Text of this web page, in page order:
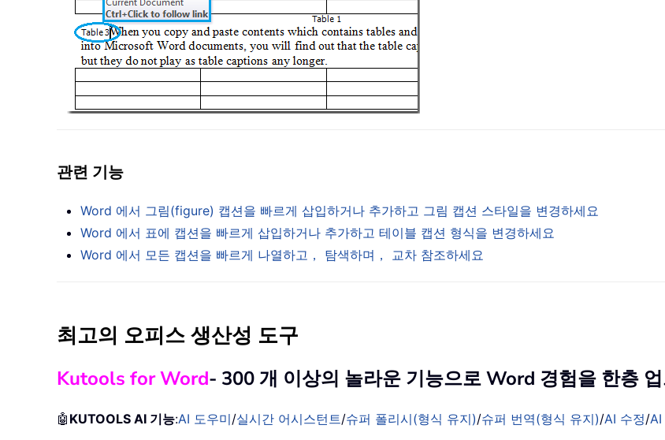
관련 기능
Word 에서 그림(figure) 캡션을 빠르게 삽입하거나 추가하고 그림 캡션 스타일을 변경하세요
Word 에서 표에 캡션을 빠르게 삽입하거나 추가하고 테이블 캡션 형식을 변경하세요
Word 에서 모든 캡션을 빠르게 나열하고， 탐색하며， 교차 참조하세요
최고의 오피스 생산성 도구
Kutools for Word- 300 개 이상의 놀라운 기능으로 Word 경험을 한층
🤖 KUTOOLS AI 기능:AI 도우미/실시간 어시스턴트/슈퍼 폴리시(형식 유지)/슈퍼 번역(형식 유지)/AI 수정/AI